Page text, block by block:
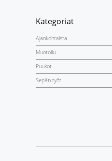
Kategoriat
Ajankohtaista
Muotoilu
Puukot
Sepän työt